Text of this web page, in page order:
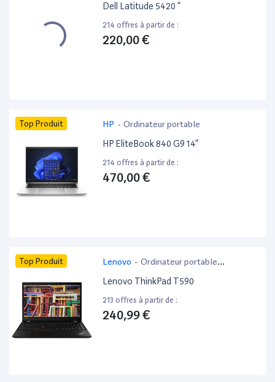
Dell Latitude 5420 ”
214 offres à partir de :
220,00 €
Top Produit HP - Ordinateur portable
HP EliteBook 840 G9 14”
214 offres à partir de :
470,00 €
Top Produit Lenovo - Ordinateur portable
bureautique
Lenovo ThinkPad T590
213 offres à partir de :
240,99 €